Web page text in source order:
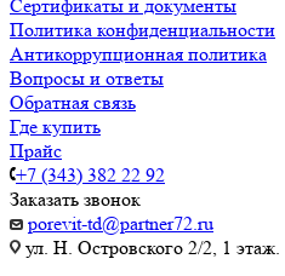
Сертификаты и документы
Политика конфиденциальности
Антикоррупционная политика
Вопросы и ответы
Обратная связь
Где купить
Прайс
+7 (343) 382 22 92
Заказать звонок
porevit-td@partner72.ru
ул. Н. Островского 2/2, 1 этаж.